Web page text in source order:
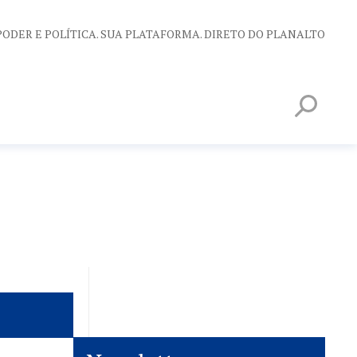
E POLÍTICA. SUA PLATAFORMA. DIRETO DO PLANALTO